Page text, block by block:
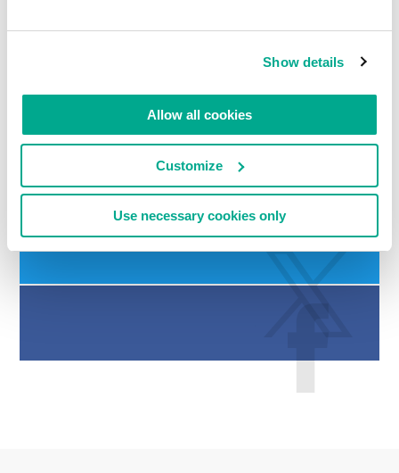
Show details
Allow all cookies
Customize
Use necessary cookies only